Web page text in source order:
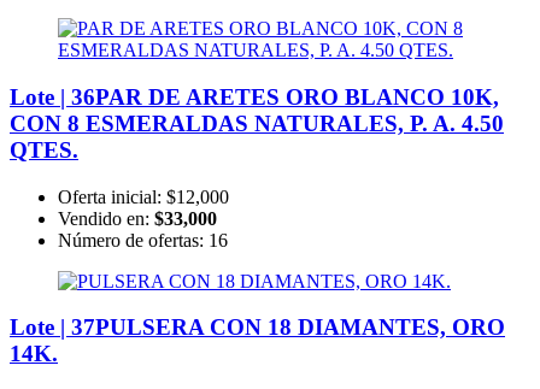
Lote | 36PAR DE ARETES ORO BLANCO 10K,
CON 8 ESMERALDAS NATURALES, P. A. 4.50
QTES.
Oferta inicial: $12,000
Vendido en: $33,000
Número de ofertas: 16
Lote | 37PULSERA CON 18 DIAMANTES, ORO
14K.